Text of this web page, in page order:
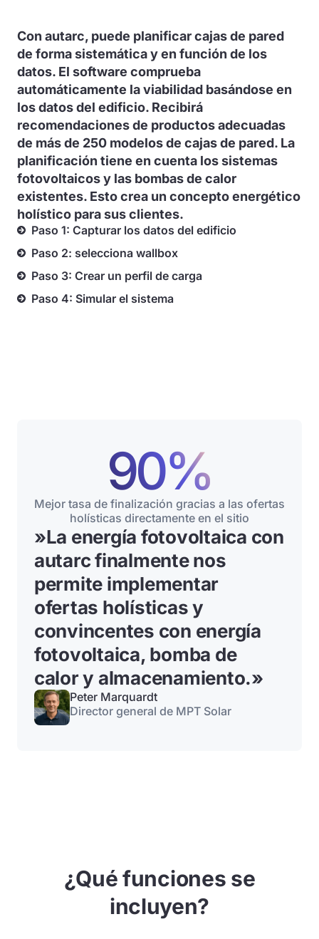
Con autarc, puede planificar cajas de pared
de forma sistemática y en función de los
datos. El software comprueba
automáticamente la viabilidad basándose en
los datos del edificio. Recibirá
recomendaciones de productos adecuadas
de más de 250 modelos de cajas de pared. La
planificación tiene en cuenta los sistemas
fotovoltaicos y las bombas de calor
existentes. Esto crea un concepto energético
holístico para sus clientes.
Paso 1: Capturar los datos del edificio
Paso 2: selecciona wallbox
Paso 3: Crear un perfil de carga
Paso 4: Simular el sistema
90%
Mejor tasa de finalización gracias a las ofertas
holísticas directamente en el sitio
»La energía fotovoltaica con
autarc finalmente nos
permite implementar
ofertas holísticas y
convincentes con energía
fotovoltaica, bomba de
calor y almacenamiento.»
Peter Marquardt
Director general de MPT Solar
¿Qué funciones se
incluyen?